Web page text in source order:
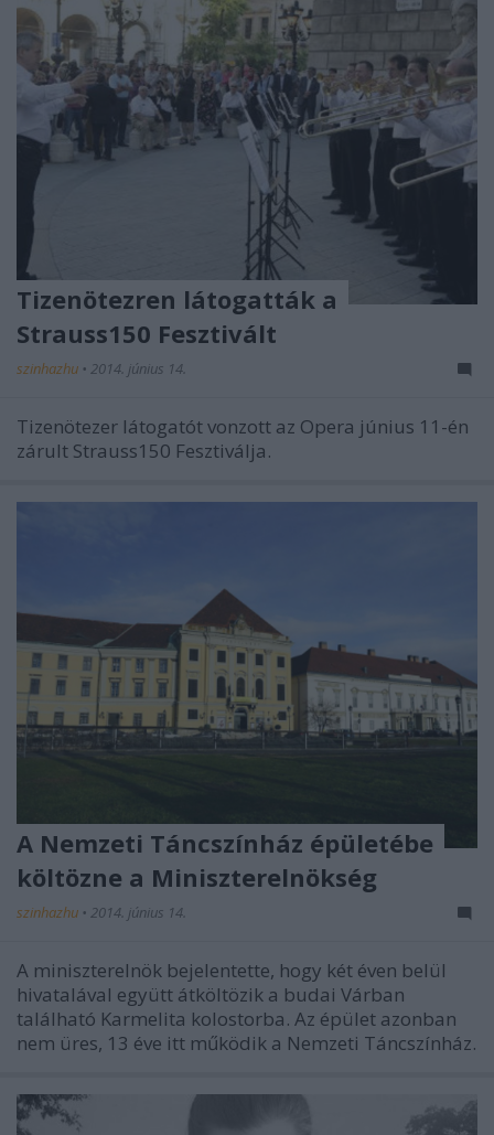
Tizenötezren látogatták a
Strauss150 Fesztivált
szinhazhu • 2014. június 14.
Tizenötezer látogatót vonzott az Opera június 11-én
zárult Strauss150 Fesztiválja.
A Nemzeti Táncszínház épületébe
költözne a Miniszterelnökség
szinhazhu • 2014. június 14.
A miniszterelnök bejelentette, hogy két éven belül
hivatalával együtt átköltözik a budai Várban
található Karmelita kolostorba. Az épület azonban
nem üres, 13 éve itt működik a Nemzeti Táncszínház.